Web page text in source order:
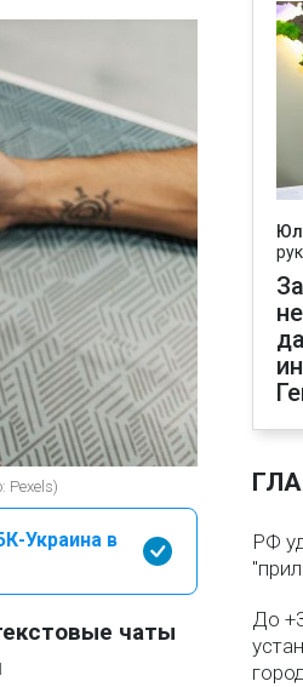
Pexels)
Украина в
чаты
РФ
До